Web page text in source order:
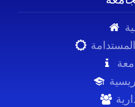
المستدامة